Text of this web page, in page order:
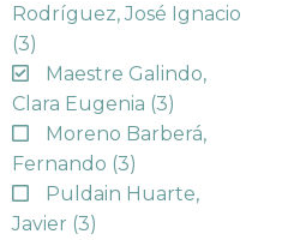
Rodríguez, José Ignacio
(3)
Maestre Galindo,
Clara Eugenia (3)
Moreno Barberá,
Fernando (3)
Puldain Huarte,
Javier (3)